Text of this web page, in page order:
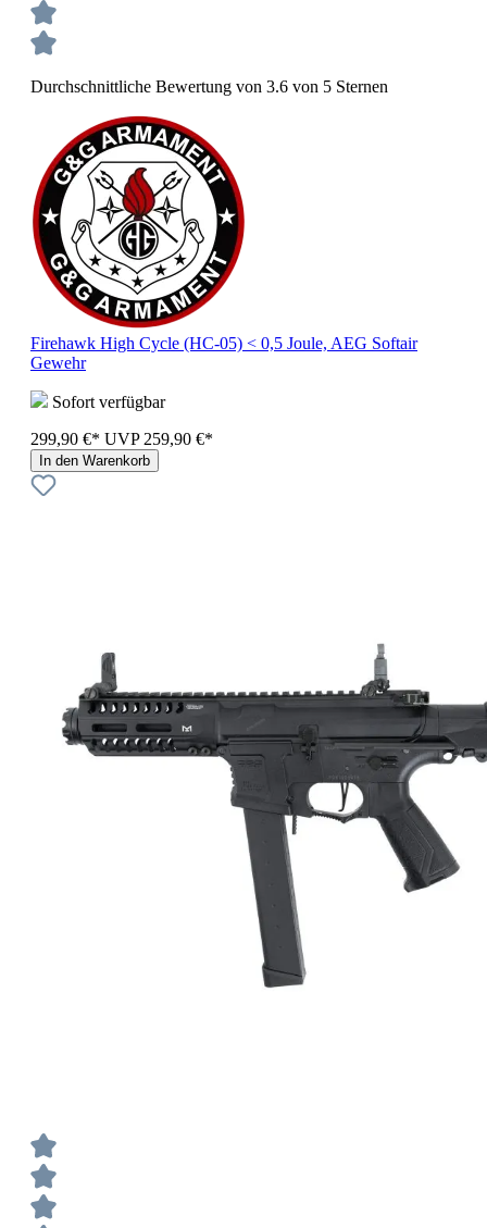
Durchschnittliche Bewertung von 3.6 von 5 Sternen
Firehawk High Cycle (HC-05) < 0,5 Joule, AEG Softair
Gewehr
Sofort verfügbar
299,90 €* UVP 259,90 €*
In den Warenkorb